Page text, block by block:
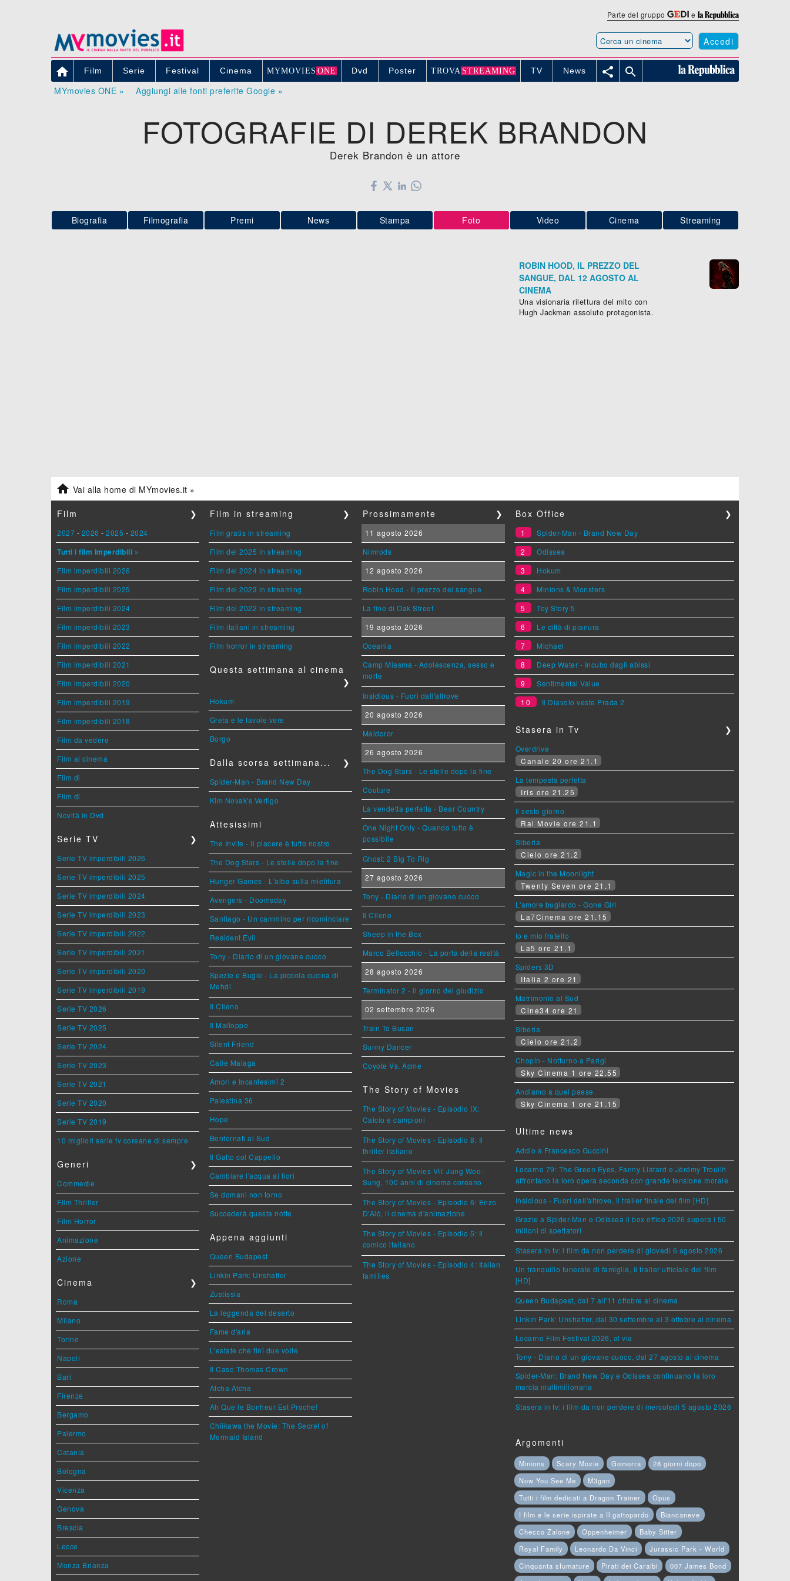
Parte del gruppo e
Accedi
 Film Serie Festival Cinema MYMOVIE S ONE Dvd Poster TROVA STREAMING TV News  
MYmovies ONE » Aggiungi alle fonti preferite Google »
FOTOGRAFIE DI DEREK BRANDON
Derek Brandon è un attore
Biografia Filmografia Premi News Stampa Foto Video Cinema Streaming
ROBIN HOOD, IL PREZZO DEL
SANGUE, DAL 12 AGOSTO AL
CINEMA
Una visionaria rilettura del mito con
Hugh Jackman assoluto protagonista.
 Vai alla home di MYmovies.it »
Film ❯
2027 - 2026 - 2025 - 2024
Tutti i film imperdibili »
Film imperdibili 2026
Film imperdibili 2025
Film imperdibili 2024
Film imperdibili 2023
Film imperdibili 2022
Film imperdibili 2021
Film imperdibili 2020
Film imperdibili 2019
Film imperdibili 2018
Film da vedere
Film al cinema
Film di
Film di
Novità in Dvd
Serie TV ❯
Serie TV imperdibili 2026
Serie TV imperdibili 2025
Serie TV imperdibili 2024
Serie TV imperdibili 2023
Serie TV imperdibili 2022
Serie TV imperdibili 2021
Serie TV imperdibili 2020
Serie TV imperdibili 2019
Serie TV 2026
Serie TV 2025
Serie TV 2024
Serie TV 2023
Serie TV 2021
Serie TV 2020
Serie TV 2019
10 migliori serie tv coreane di sempre
Generi ❯
Commedie
Film Thriller
Film Horror
Animazione
Azione
Cinema ❯
Roma
Milano
Torino
Napoli
Bari
Firenze
Bergamo
Palermo
Catania
Bologna
Vicenza
Genova
Brescia
Lecce
Monza Brianza
Film in streaming ❯
Film gratis in streaming
Film del 2025 in streaming
Film del 2024 in streaming
Film del 2023 in streaming
Film del 2022 in streaming
Film italiani in streaming
Film horror in streaming
Questa settimana al cinema
❯
Hokum
Greta e le favole vere
Borgo
Dalla scorsa settimana... ❯
Spider-Man - Brand New Day
Kim Novak's Vertigo
Attesissimi
The Invite - Il piacere è tutto nostro
The Dog Stars - Le stelle dopo la fine
Hunger Games - L'alba sulla mietitura
Avengers - Doomsday
Santiago - Un cammino per ricominciare
Resident Evil
Tony - Diario di un giovane cuoco
Spezie e Bugie - La piccola cucina di
Mehdi
Il Cileno
Il Malloppo
Silent Friend
Calle Malaga
Amori e Incantesimi 2
Palestina 36
Hope
Bentornati al Sud
Il Gatto col Cappello
Cambiare l'acqua ai fiori
Se domani non torno
Succederà questa notte
Appena aggiunti
Queen Budapest
Linkin Park: Unshatter
Zustissia
La leggenda del deserto
Fame d'aria
L'estate che finì due volte
Il Caso Thomas Crown
Atcha Atcha
Ah Que le Bonheur Est Proche!
Chiikawa the Movie: The Secret of
Mermaid Island
Prossimamente ❯
11 agosto 2026
Nimrods
12 agosto 2026
Robin Hood - Il prezzo del sangue
La fine di Oak Street
19 agosto 2026
Oceania
Camp Miasma - Adolescenza, sesso e
morte
Insidious - Fuori dall'altrove
20 agosto 2026
Maldoror
26 agosto 2026
The Dog Stars - Le stelle dopo la fine
Couture
La vendetta perfetta - Bear Country
One Night Only - Quando tutto è
possibile
Ghost: 2 Big To Rig
27 agosto 2026
Tony - Diario di un giovane cuoco
Il Cileno
Sheep in the Box
Marco Bellocchio - La porta della realtà
28 agosto 2026
Terminator 2 - Il giorno del giudizio
02 settembre 2026
Train To Busan
Sunny Dancer
Coyote Vs. Acme
The Story of Movies
The Story of Movies - Episodio IX:
Calcio e campioni
The Story of Movies - Episodio 8: Il
thriller italiano
The Story of Movies VII: Jung Woo-
Sung, 100 anni di cinema coreano
The Story of Movies - Episodio 6: Enzo
D'Alò, il cinema d'animazione
The Story of Movies - Episodio 5: Il
comico italiano
The Story of Movies - Episodio 4: Italian
families
Box Office ❯
1
Spider-Man - Brand New Day
2
Odissea
3
Hokum
4
Minions & Monsters
5
Toy Story 5
6
Le città di pianura
7
Michael
8
Deep Water - Incubo dagli abissi
9
Sentimental Value
10
Il Diavolo veste Prada 2
Stasera in Tv ❯
Overdrive
Canale 20 ore 21.1
La tempesta perfetta
Iris ore 21.25
Il sesto giorno
Rai Movie ore 21.1
Siberia
Cielo ore 21.2
Magic in the Moonlight
Twenty Seven ore 21.1
L'amore bugiardo - Gone Girl
La7Cinema ore 21.15
Io e mio fratello
La5 ore 21.1
Spiders 3D
Italia 2 ore 21
Matrimonio al Sud
Cine34 ore 21
Siberia
Cielo ore 21.2
Chopin - Notturno a Parigi
Sky Cinema 1 ore 22.55
Andiamo a quel paese
Sky Cinema 1 ore 21.15
Ultime news
Addio a Francesco Guccini
Locarno 79: The Green Eyes, Fanny Liatard e Jérémy Trouilh
affrontano la loro opera seconda con grande tensione morale
Insidious - Fuori dall'altrove, il trailer finale del film [HD]
Grazie a Spider-Man e Odissea il box office 2026 supera i 50
milioni di spettatori
Stasera in tv: i film da non perdere di giovedì 6 agosto 2026
Un tranquillo funerale di famiglia, il trailer ufficiale del film
[HD]
Queen Budapest, dal 7 all'11 ottobre al cinema
Linkin Park: Unshatter, dal 30 settembre al 3 ottobre al cinema
Locarno Film Festival 2026, al via
Tony - Diario di un giovane cuoco, dal 27 agosto al cinema
Spider-Man: Brand New Day e Odissea continuano la loro
marcia multimilionaria
Stasera in tv: i film da non perdere di mercoledì 5 agosto 2026
Argomenti
Minions Scary Movie Gomorra
28 giorni dopo
Now You See Me
M3gan
Tutti i film dedicati a Dragon Trainer
Opus
I film e le serie ispirate a Il gattopardo
Biancaneve
Checco Zalone
Oppenheimer
Baby Sitter
Royal Family
Leonardo Da Vinci
Jurassic Park - World
Cinquanta sfumature
Pirati dei Caraibi
007 James Bond